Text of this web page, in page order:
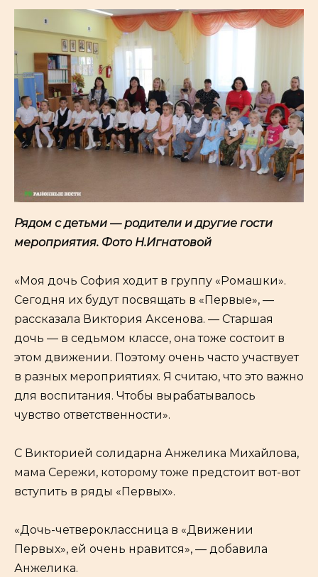
Рядом с детьми — родители и другие гости
мероприятия. Фото Н.Игнатовой
«Моя дочь София ходит в группу «Ромашки».
Сегодня их будут посвящать в «Первые», —
рассказала Виктория Аксенова. — Старшая
дочь — в седьмом классе, она тоже состоит в
этом движении. Поэтому очень часто участвует
в разных мероприятиях. Я считаю, что это важно
для воспитания. Чтобы вырабатывалось
чувство ответственности».
С Викторией солидарна Анжелика Михайлова,
мама Сережи, которому тоже предстоит вот-вот
вступить в ряды «Первых».
«Дочь-четвероклассница в «Движении
Первых», ей очень нравится», — добавила
Анжелика.